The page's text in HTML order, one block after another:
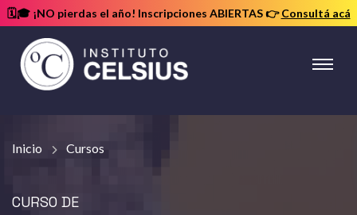
🗓️🎓 ¡NO pierdas el año! Inscripciones ABIERTAS👉 Consultá acá
Instituto
Celsius
Inicio Cursos